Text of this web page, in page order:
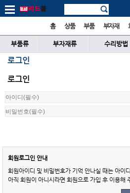
홈 상품 부품 부자재
부품류 부자재류 수리방법
로그인
로그인
회원로그인 안내
회원아이디 및 비밀번호가 기억 안나실 때는 아이
아직 회원이 아니시라면 회원으로 가입 후 이용해